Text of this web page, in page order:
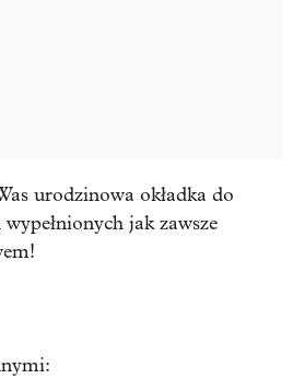
urodzinowa okładka do
jak zawsze